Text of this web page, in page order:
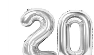
de Tela...